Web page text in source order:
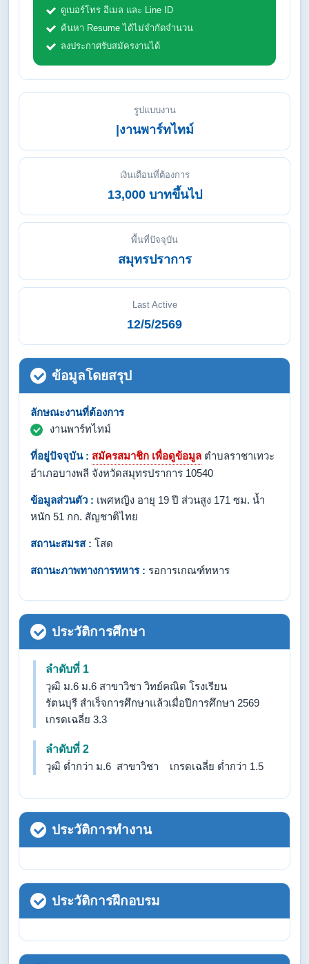
ดูเบอร์โทร อีเมล และ Line ID
ค้นหา Resume ได้ไม่จำกัดจำนวน
ลงประกาศรับสมัครงานได้
รูปแบบงาน
|งานพาร์ทไทม์
เงินเดือนที่ต้องการ
13,000 บาทขึ้นไป
พื้นที่ปัจจุบัน
สมุทรปราการ
Last Active
12/5/2569
ข้อมูลโดยสรุป
ลักษณะงานที่ต้องการ
งานพาร์ทไทม์
ที่อยู่ปัจจุบัน : สมัครสมาชิก เพื่อดูข้อมูล ตำบลราชาเทวะ
อำเภอบางพลี จังหวัดสมุทรปราการ 10540
ข้อมูลส่วนตัว : เพศหญิง อายุ 19 ปี ส่วนสูง 171 ซม. น้ำ
หนัก 51 กก. สัญชาติไทย
สถานะสมรส : โสด
สถานะภาพทางการทหาร : รอการเกณฑ์ทหาร
ประวัติการศึกษา
ลำดับที่ 1
วุฒิ ม.6 ม.6 สาขาวิชา วิทย์คณิต โรงเรียน
รัตนบุรี สำเร็จการศึกษาแล้วเมื่อปีการศึกษา 2569
เกรดเฉลี่ย 3.3
ลำดับที่ 2
วุฒิ ต่ำกว่า ม.6 สาขาวิชา เกรดเฉลี่ย ต่ำกว่า 1.5
ประวัติการทำงาน
ประวัติการฝึกอบรม